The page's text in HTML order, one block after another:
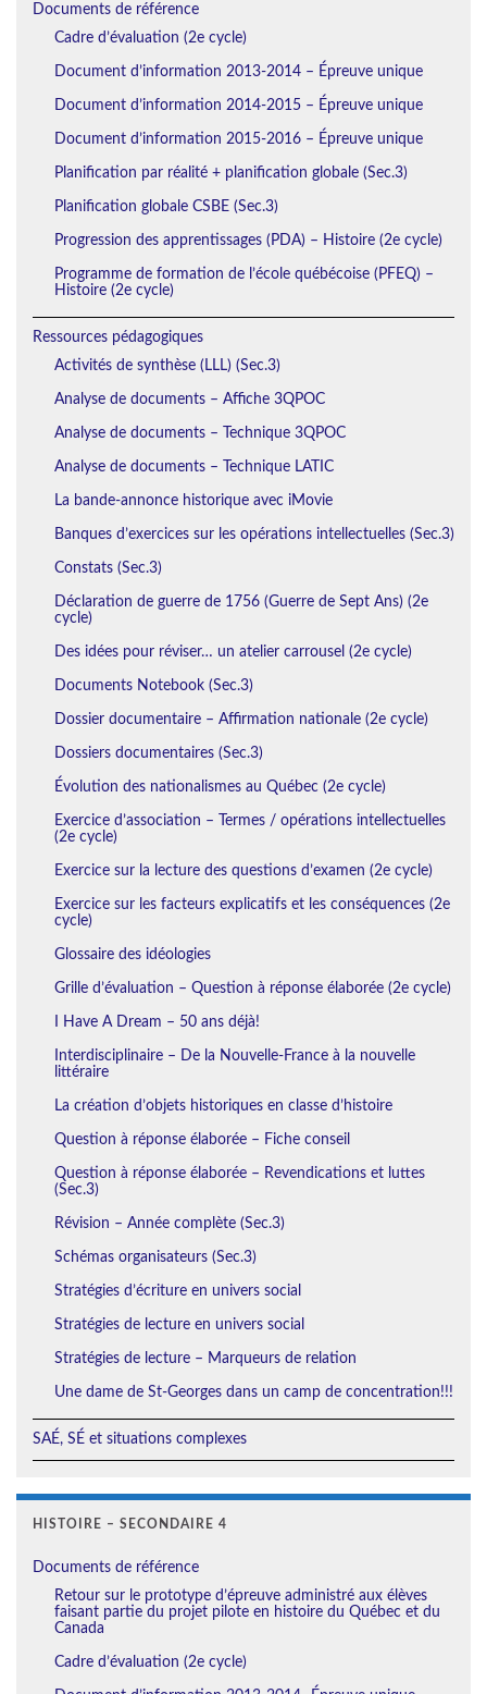
Documents de référence
Cadre d’évaluation (2e cycle)
Document d’information 2013-2014 – Épreuve unique
Document d’information 2014-2015 – Épreuve unique
Document d’information 2015-2016 – Épreuve unique
Planification par réalité + planification globale (Sec.3)
Planification globale CSBE (Sec.3)
Progression des apprentissages (PDA) – Histoire (2e cycle)
Programme de formation de l’école québécoise (PFEQ) –
Histoire (2e cycle)
Ressources pédagogiques
Activités de synthèse (LLL) (Sec.3)
Analyse de documents – Affiche 3QPOC
Analyse de documents – Technique 3QPOC
Analyse de documents – Technique LATIC
La bande-annonce historique avec iMovie
Banques d’exercices sur les opérations intellectuelles (Sec.3)
Constats (Sec.3)
Déclaration de guerre de 1756 (Guerre de Sept Ans) (2e
cycle)
Des idées pour réviser… un atelier carrousel (2e cycle)
Documents Notebook (Sec.3)
Dossier documentaire – Affirmation nationale (2e cycle)
Dossiers documentaires (Sec.3)
Évolution des nationalismes au Québec (2e cycle)
Exercice d’association – Termes / opérations intellectuelles
(2e cycle)
Exercice sur la lecture des questions d’examen (2e cycle)
Exercice sur les facteurs explicatifs et les conséquences (2e
cycle)
Glossaire des idéologies
Grille d’évaluation – Question à réponse élaborée (2e cycle)
I Have A Dream – 50 ans déjà!
Interdisciplinaire – De la Nouvelle-France à la nouvelle
littéraire
La création d’objets historiques en classe d’histoire
Question à réponse élaborée – Fiche conseil
Question à réponse élaborée – Revendications et luttes
(Sec.3)
Révision – Année complète (Sec.3)
Schémas organisateurs (Sec.3)
Stratégies d’écriture en univers social
Stratégies de lecture en univers social
Stratégies de lecture – Marqueurs de relation
Une dame de St-Georges dans un camp de concentration!!!
SAÉ, SÉ et situations complexes
HISTOIRE – SECONDAIRE 4
Documents de référence
Retour sur le prototype d’épreuve administré aux élèves
faisant partie du projet pilote en histoire du Québec et du
Canada
Cadre d’évaluation (2e cycle)